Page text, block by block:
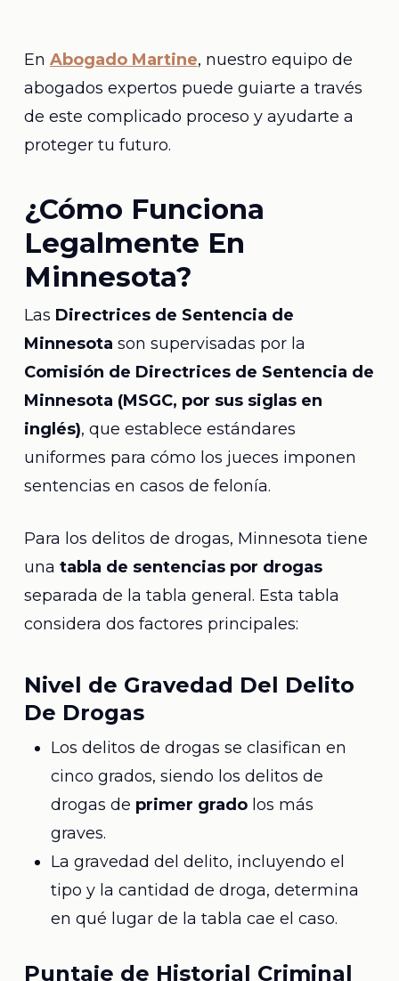
En Abogado Martine, nuestro equipo de
abogados expertos puede guiarte a través
de este complicado proceso y ayudarte a
proteger tu futuro.
¿Cómo Funciona
Legalmente En
Minnesota?
Las Directrices de Sentencia de
Minnesota son supervisadas por la
Comisión de Directrices de Sentencia de
Minnesota (MSGC, por sus siglas en
inglés), que establece estándares
uniformes para cómo los jueces imponen
sentencias en casos de felonía.
Para los delitos de drogas, Minnesota tiene
una tabla de sentencias por drogas
separada de la tabla general. Esta tabla
considera dos factores principales:
Nivel de Gravedad Del Delito
De Drogas
Los delitos de drogas se clasifican en
cinco grados, siendo los delitos de
drogas de primer gradolos más
graves.
La gravedad del delito, incluyendo el
tipo y la cantidad de droga, determina
en qué lugar de la tabla cae el caso.
Puntaje de Historial Criminal